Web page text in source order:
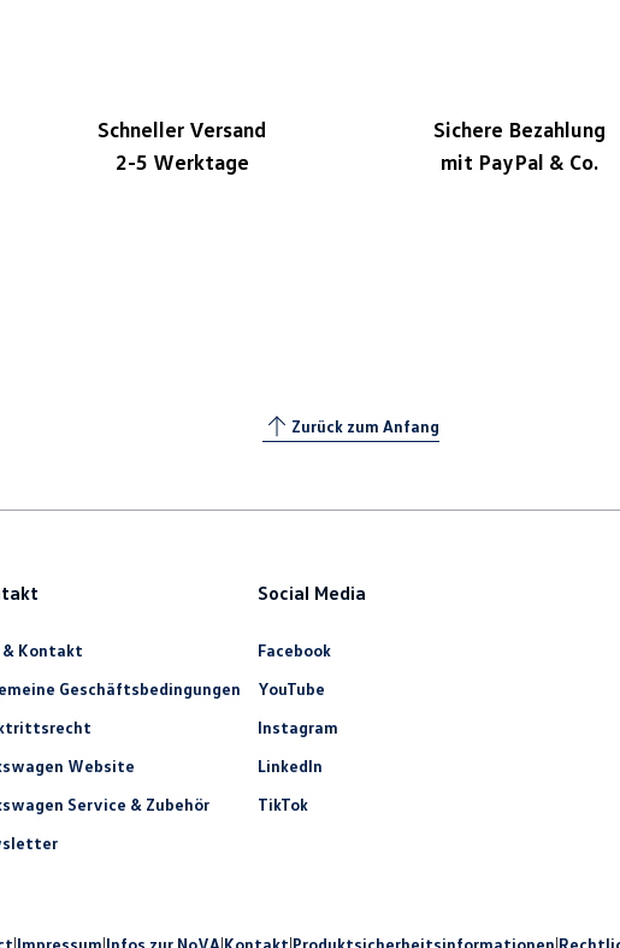
Schneller Versand
2-5 Werktage
Sichere Bezahlung
mit PayPal & Co.
Zurück zum Anfang
& Kontakt
Geschäftsbedingungen
Website
Service & Zubehör
Social Media
Facebook
YouTube
Instagram
LinkedIn
TikTok
|Impressum|Infos zur NoVA|Kontakt|Produkt­sicherheits­informationen|